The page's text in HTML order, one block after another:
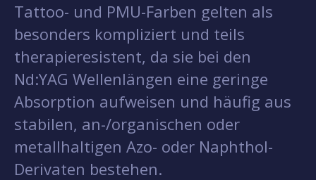
Tattoo- und PMU-Farben gelten als
besonders kompliziert und teils
therapieresistent, da sie bei den
Nd:YAG Wellenlängen eine geringe
Absorption aufweisen und häufig aus
stabilen, an-/organischen oder
metallhaltigen Azo- oder Naphthol-
Derivaten bestehen.